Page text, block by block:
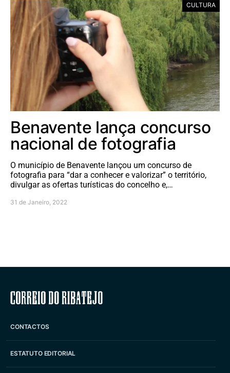
CULTURA
Benavente lança concurso
nacional de fotografia
O município de Benavente lançou um concurso de
fotografia para “dar a conhecer e valorizar” o território,
divulgar as ofertas turísticas do concelho e,…
31 de Janeiro, 2022
Correio do Ribatejo
CONTACTOS
ESTATUTO EDITORIAL